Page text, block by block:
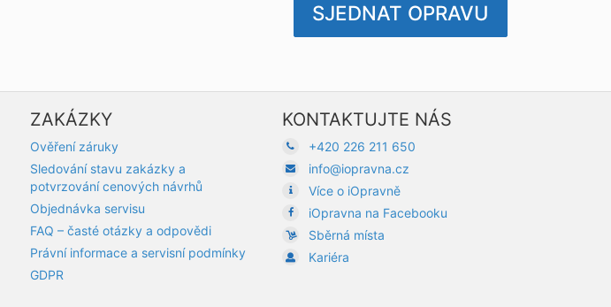
SJEDNAT OPRAVU
ZAKÁZKY
Ověření záruky
Sledování stavu zakázky a
potvrzování cenových návrhů
Objednávka servisu
FAQ – časté otázky a odpovědi
Právní informace a servisní podmínky
GDPR
KONTAKTUJTE NÁS
+420 226 211 650
info@iopravna.cz
Více o iOpravně
iOpravna na Facebooku
Sběrná místa
Kariéra